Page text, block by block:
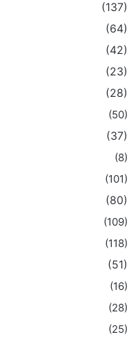
(137)
(64)
(42)
(23)
(28)
(50)
(37)
(8)
(101)
(80)
(109)
(118)
(51)
(16)
(28)
(25)